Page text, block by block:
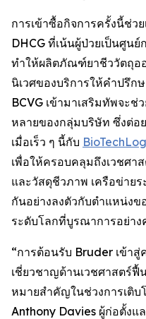
การเข้าซื้อกิจการครั้งนี้ช่ว
DHCG ที่เน้นผู้ป่วยเป็นศูน
ทำให้ผลิตภัณฑ์ยาชีววัตถุอ
นิเวศของบริการให้คำปรึก
BCVG เข้ามาเสริมทัพจะ
หลายของกลุ่มบริษัท ซึ่งต่อ
เมื่อเร็ว ๆ นี้กับ
เพื่อให้ครอบคลุมถึงเวชศา
และวัสดุชีวภาพ เครือข่าย
กันอย่างลงตัวกับตำแหน่งข
ระดับโลกที่บูรณาการอย่าง
“การต้อนรับ Bruder เข้า
เชี่ยวชาญด้านเวชศาสตร์ฟื้
หมายสำคัญในช่วงการเติบ
Anthony Davies ผู้ก่อตั้งแ